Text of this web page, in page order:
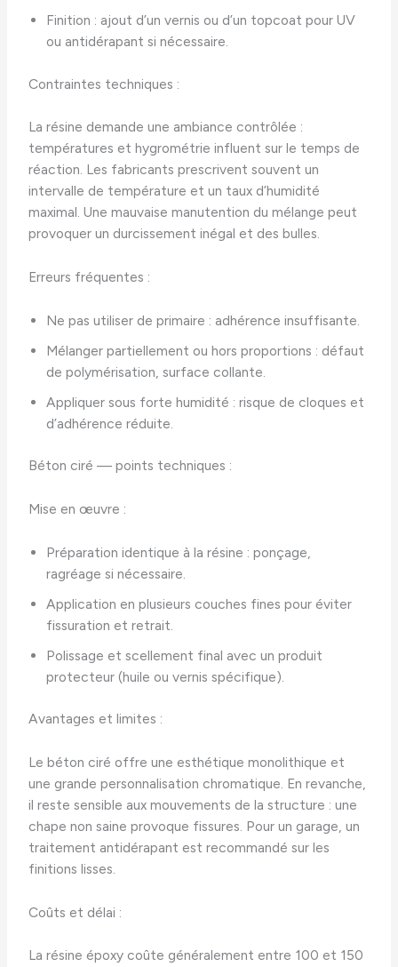
Finition : ajout d’un vernis ou d’un topcoat pour UV
ou antidérapant si nécessaire.
Contraintes techniques :
La résine demande une ambiance contrôlée :
températures et hygrométrie influent sur le temps de
réaction. Les fabricants prescrivent souvent un
intervalle de température et un taux d’humidité
maximal. Une mauvaise manutention du mélange peut
provoquer un durcissement inégal et des bulles.
Erreurs fréquentes :
Ne pas utiliser de primaire : adhérence insuffisante.
Mélanger partiellement ou hors proportions : défaut
de polymérisation, surface collante.
Appliquer sous forte humidité : risque de cloques et
d’adhérence réduite.
Béton ciré — points techniques :
Mise en œuvre :
Préparation identique à la résine : ponçage,
ragréage si nécessaire.
Application en plusieurs couches fines pour éviter
fissuration et retrait.
Polissage et scellement final avec un produit
protecteur (huile ou vernis spécifique).
Avantages et limites :
Le béton ciré offre une esthétique monolithique et
une grande personnalisation chromatique. En revanche,
il reste sensible aux mouvements de la structure : une
chape non saine provoque fissures. Pour un garage, un
traitement antidérapant est recommandé sur les
finitions lisses.
Coûts et délai :
La résine époxy coûte généralement entre 100 et 150